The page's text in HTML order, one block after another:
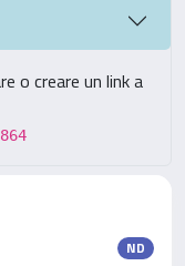
o creare un link a
ND